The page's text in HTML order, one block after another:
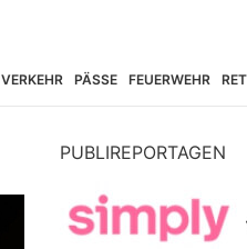
VERKEHR PÄSSE FEUERWEHR
PUBLIREPORTAGEN